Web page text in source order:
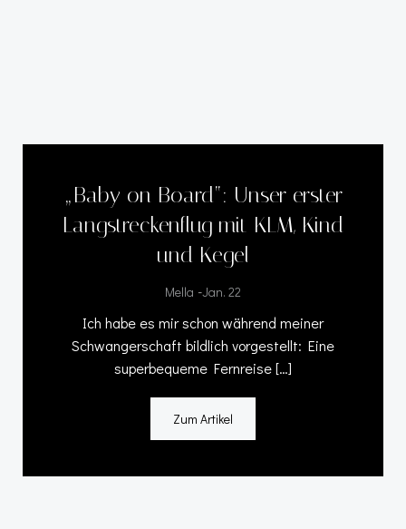
„Baby on Board“: Unser erster
Langstreckenflug mit KLM, Kind
und Kegel
Mella -Jan. 22
Ich habe es mir schon während meiner
Schwangerschaft bildlich vorgestellt: Eine
superbequeme Fernreise […]
Zum Artikel